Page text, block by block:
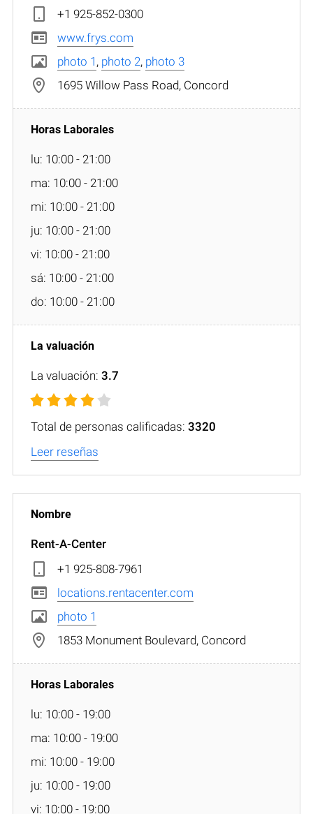
+1 925-852-0300
www.frys.com
photo 1 , photo 2, photo 3
1695 Willow Pass Road, Concord
lu: 10:00 - 21:00
ma: 10:00 - 21:00
mi: 10:00 - 21:00
ju: 10:00 - 21:00
vi: 10:00 - 21:00
sá: 10:00 - 21:00
do: 10:00 - 21:00
La valuación: 3.7
Total de personas calificadas: 3320
Leer reseñas
Rent-A-Center
+1 925-808-7961
locations.rentacenter.com
photo 1
1853 Monument Boulevard, Concord
lu: 10:00 - 19:00
ma: 10:00 - 19:00
mi: 10:00 - 19:00
ju: 10:00 - 19:00
vi: 10:00 - 19:00